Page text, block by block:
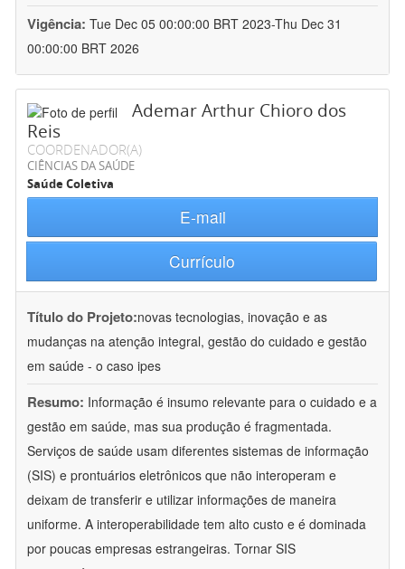
Vigência: Tue Dec 05 00:00:00 BRT 2023-Thu Dec 31
00:00:00 BRT 2026
Ademar Arthur Chioro dos
Reis
COORDENADOR(A)
CIÊNCIAS DA SAÚDE
Saúde Coletiva
E-mail
Currículo
Título do Projeto:novas tecnologias, inovação e as
mudanças na atenção integral, gestão do cuidado e gestão
em saúde - o caso ipes
Resumo: Informação é insumo relevante para o cuidado e a
gestão em saúde, mas sua produção é fragmentada.
Serviços de saúde usam diferentes sistemas de informação
(SIS) e prontuários eletrônicos que não interoperam e
deixam de transferir e utilizar informações de maneira
uniforme. A interoperabilidade tem alto custo e é dominada
por poucas empresas estrangeiras. Tornar SIS